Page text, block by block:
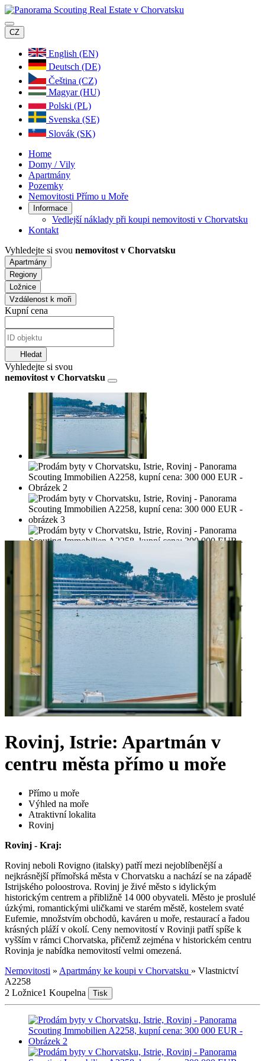
CZ
English (EN)
Deutsch (DE)
Čeština (CZ)
Magyar (HU)
Polski (PL)
Svenska (SE)
Slovák (SK)
Home
Domy / Vily
Apartmány
Pozemky
Nemovitosti Přímo u Moře
Informace
Vedlejší náklady při koupi nemovitosti v Chorvatsku
Kontakt
Vyhledejte si svou nemovitost v Chorvatsku
Apartmány
Regiony
Ložnice
Vzdálenost k moři
Kupní cena
Hledat
Vyhledejte si svou
nemovitost v Chorvatsku
Rovinj, Istrie: Apartmán v
centru města přímo u moře
Přímo u moře
Výhled na moře
Atraktivní lokalita
Rovinj
Rovinj - Kraj:
Rovinj neboli Rovigno (italsky) patří mezi nejoblíbenější a
nejkrásnější přímořská města v Chorvatsku a nachází se na západě
Istrijského poloostrova. Rovinj je živé město s idylickým
historickým centrem a přibližně 14 000 obyvateli. Město je proslulé
úzkými, romantickými uličkami ve starém městě, kostelem svaté
Eufemie, množstvím obchodů, kaváren u moře, restaurací a řadou
krásných pláží v okolí. Ceny nemovitostí v Rovinji patří spíše k
vyšším v rámci Chorvatska, přičemž zejména v historickém centru
Rovinja je nabídka nemovitostí velmi omezená.
Nemovitosti » Apartmány ke koupi v Chorvatsku » Vlastnictví
A2258
2 Ložnice1 Koupelna Tisk